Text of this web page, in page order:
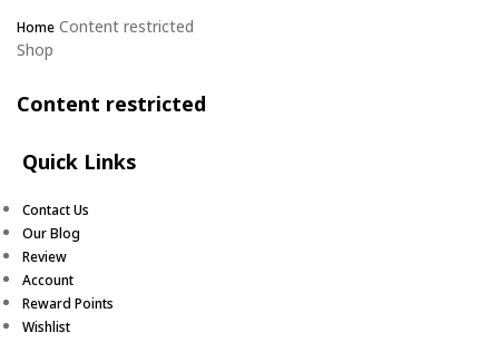
Home Content restricted
Shop
Content restricted
Quick Links
Contact Us
Our Blog
Review
Account
Reward Points
Wishlist